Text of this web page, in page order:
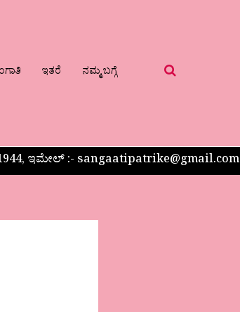
ಇತರೆ ನಮ್ಮ ಬಗ್ಗೆ
ಇಮೇಲ್ :- sangaatipatrike@gmail.com